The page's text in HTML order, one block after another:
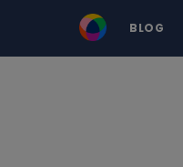
BLOG